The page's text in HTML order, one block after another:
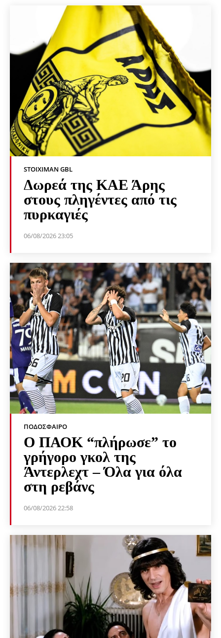
STOIXIMAN GBL
Δωρεά της ΚΑΕ Άρης
στους πληγέντες από τις
πυρκαγιές
06/08/2026 23:05
ΠΟΔΌΣΦΑΙΡΟ
Ο ΠΑΟΚ “πλήρωσε” το
γρήγορο γκολ της
Άντερλεχτ – Όλα για όλα
στη ρεβάνς
06/08/2026 22:58